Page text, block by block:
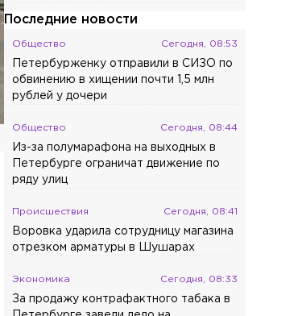
Последние новости
Общество Сегодня, 08:53
Петербурженку отправили в СИЗО по
обвинению в хищении почти 1,5 млн
рублей у дочери
Общество Сегодня, 08:44
Из-за полумарафона на выходных в
Петербурге ограничат движение по
ряду улиц
Происшествия Сегодня, 08:41
Воровка ударила сотрудницу магазина
отрезком арматуры в Шушарах
Экономика Сегодня, 08:33
За продажу контрафактного табака в